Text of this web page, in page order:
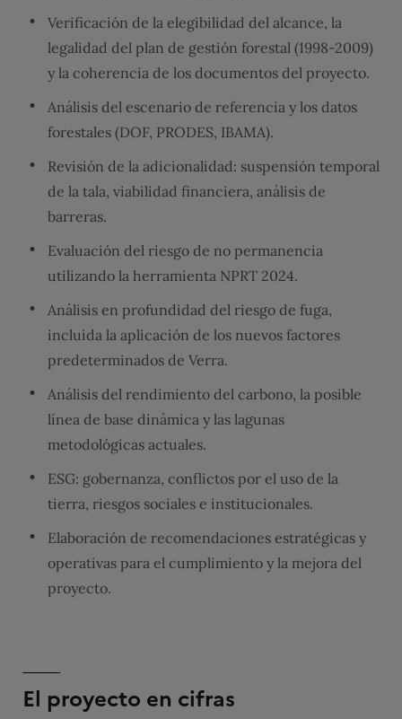
Verificación de la elegibilidad del alcance, la
legalidad del plan de gestión forestal (1998-2009)
y la coherencia de los documentos del proyecto.
Análisis del escenario de referencia y los datos
forestales (DOF, PRODES, IBAMA).
Revisión de la adicionalidad: suspensión temporal
de la tala, viabilidad financiera, análisis de
barreras.
Evaluación del riesgo de no permanencia
utilizando la herramienta NPRT 2024.
Análisis en profundidad del riesgo de fuga,
incluida la aplicación de los nuevos factores
predeterminados de Verra.
Análisis del rendimiento del carbono, la posible
línea de base dinámica y las lagunas
metodológicas actuales.
ESG: gobernanza, conflictos por el uso de la
tierra, riesgos sociales e institucionales.
Elaboración de recomendaciones estratégicas y
operativas para el cumplimiento y la mejora del
proyecto.
El proyecto en cifras